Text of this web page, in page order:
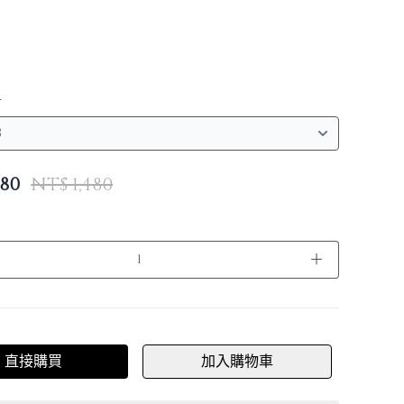
NT$ 1,480
＋
直接購買 加入購物車